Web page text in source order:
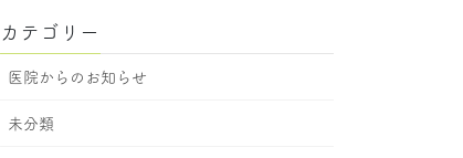
カテゴリー
医院からのお知らせ
未分類